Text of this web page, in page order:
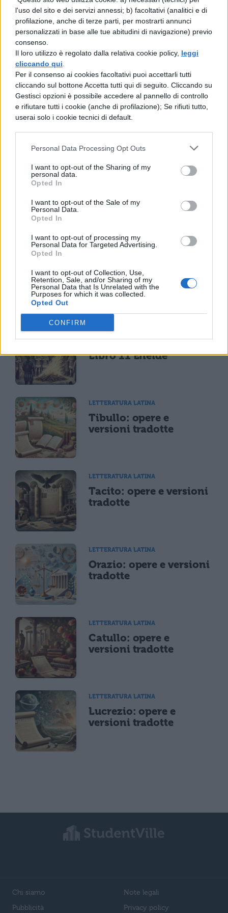
l'uso del sito e dei servizi annessi; b) facoltativi (analitici e di
profilazione, anche di terze parti, per mostrarti annunci
personalizzati in base alle tue abitudini di navigazione) previo
consenso.
Il loro utilizzo è regolato dalla relativa cookie policy, leggi
cliccando qui
Per il consenso ai cookies facoltativi puoi accettarli tutti
cliccando sul bottone Accetta tutti qui di seguito. Cliccando su
Gestisci opzioni è possibile accedere al pannello di controllo
e rifiutare tutti i cookie (anche di profilazione); Se rifiuti tutto,
userai solo i cookie tecnici di default.
Personal Data Processing Opt Outs
I want to opt-out of the Sharing of my
personal data.
Opted In
I want to opt-out of the Sale of my
Personal Data.
Opted In
I want to opt-out of processing my
Personal Data for Targeted Advertising.
Opted In
I want to opt-out of Collection, Use,
Retention, Sale, and/or Sharing of my
Personal Data that Is Unrelated with the
Purposes for which it was collected.
Opted Out
CONFIRM
tranquillamente. Grati per l'ospitalità, gli dei
lodarono validamente la benevolenza dei
coniugi e concessero fino alla loro morte
una vita beata.
TI POTREBBE INTERESSARE
La Commedia di Plauto
Riassunto libro per
libro dell'Eneide
LETTERATURA LATINA
Libro 11 Eneide
LETTERATURA LATINA
Tibullo: opere e
versioni tradotte
LETTERATURA LATINA
Tacito: opere e versioni
tradotte
LETTERATURA LATINA
Orazio: opere e versioni
tradotte
LETTERATURA LATINA
Catullo: opere e
versioni tradotte
LETTERATURA LATINA
Lucrezio: opere e
versioni tradotte
Chi siamo
Pubblicità
Note legali
Privacy policy